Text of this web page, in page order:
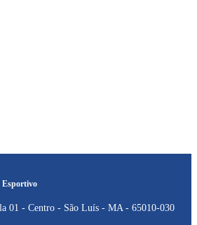
Esportivo
01 - Centro - São Luís - MA - 65010-030